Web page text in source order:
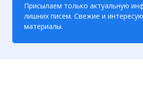
Присылаем только актуальную
лишних писем. Свежие и
материалы.